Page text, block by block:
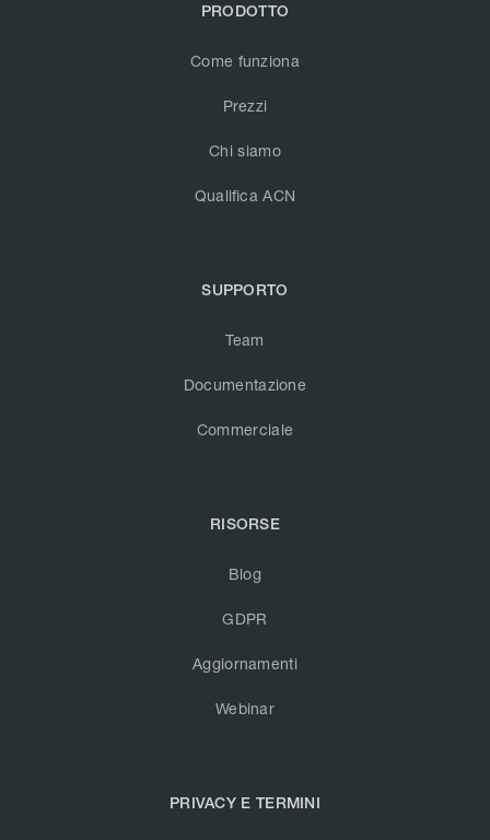
PRODOTTO
Come funziona
Prezzi
Chi siamo
Qualifica ACN
SUPPORTO
Team
Documentazione
Commerciale
RISORSE
Blog
GDPR
Aggiornamenti
Webinar
PRIVACY E TERMINI